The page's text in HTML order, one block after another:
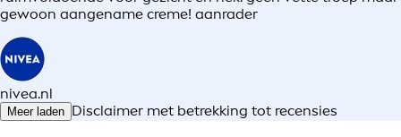
gewoon aangename creme! aanrader
nivea.nl
Meer laden Disclaimer met betrekking tot recensies